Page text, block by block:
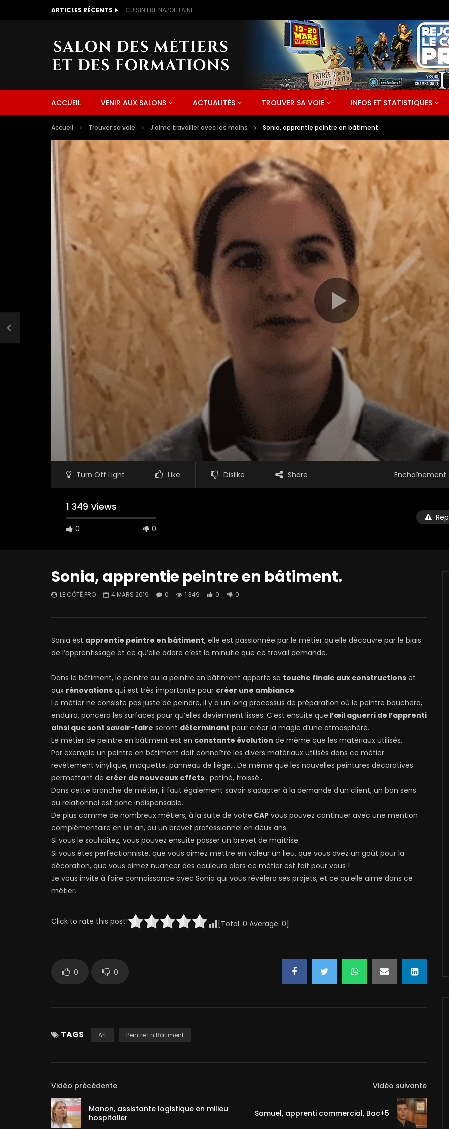
ARTICLES RÉCENTS CUISINIERE NAPOLITAINE
ACCUEIL VENIR AUX SALONS ACTUALITÉS TROUVER SA VOIE INFOS ET STATISTIQUES
Accueil Trouver sa voie J'aime travailler avec les mains Sonia, apprentie peintre en bâtiment.
Turn Off Light Like Dislike Share
1 349 Views
0 0
Sonia, apprentie peintre en bâtiment.
LE CÔTÉ PRO 4 MARS 2019 0 1 349 0 0
Sonia est apprentie peintre en bâtiment, elle est passionnée par le métier qu’elle découvre par le biais
de l’apprentissage et ce qu’elle adore c’est la minutie que ce travail demande.
Dans le bâtiment, le peintre ou la peintre en bâtiment apporte sa touche finale aux constructions et
aux rénovations qui est très importante pour créer une ambiance.
Le métier ne consiste pas juste de peindre, il y a un long processus de préparation où le peintre bouchera,
enduira, poncera les surfaces pour qu’elles deviennent lisses. C’est ensuite que l’œil aguerri de l’apprenti
ainsi que sont savoir-faire seront déterminant pour créer la magie d’une atmosphère.
Le métier de peintre en bâtiment est en constante évolution de même que les matériaux utilisés.
Par exemple un peintre en bâtiment doit connaître les divers matériaux utilisés dans ce métier :
revêtement vinylique, moquette, panneau de liège… De même que les nouvelles peintures décoratives
permettant de créer de nouveaux effets : patiné, froissé…
Dans cette branche de métier, il faut également savoir s’adapter à la demande d’un client, un bon sens
du relationnel est donc indispensable.
De plus comme de nombreux métiers, à la suite de votre CAP vous pouvez continuer avec une mention
complémentaire en un an, ou un brevet professionnel en deux ans.
Si vous le souhaitez, vous pouvez ensuite passer un brevet de maîtrise.
Si vous êtes perfectionniste, que vous aimez mettre en valeur un lieu, que vous avez un goût pour la
décoration, que vous aimez nuancer des couleurs alors ce métier est fait pour vous !
Je vous invite à faire connaissance avec Sonia qui vous révélera ses projets, et ce qu’elle aime dans ce
métier.
Click to rate this post! [Total: 0 Average: 0
0 0
TAGS Art Peintre En Bâtiment
Vidéo précédente
Manon, assistante logistique en milieu
hospitalier
Vidéo suivante
Samuel, apprenti commercial, Bac+5